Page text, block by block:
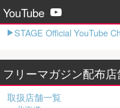
YouTube
STAGE Official YouTube
フリーマガジン配布
取扱店舗一覧